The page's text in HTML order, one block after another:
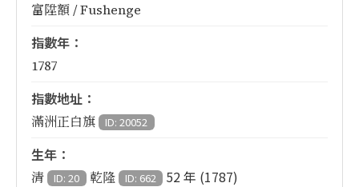
富陞額 / Fushenge
指數年：
1787
指數地址：
滿洲正白旗 ID: 20052
生年：
清 ID: 20 乾隆 ID: 662
52 年 (1787)